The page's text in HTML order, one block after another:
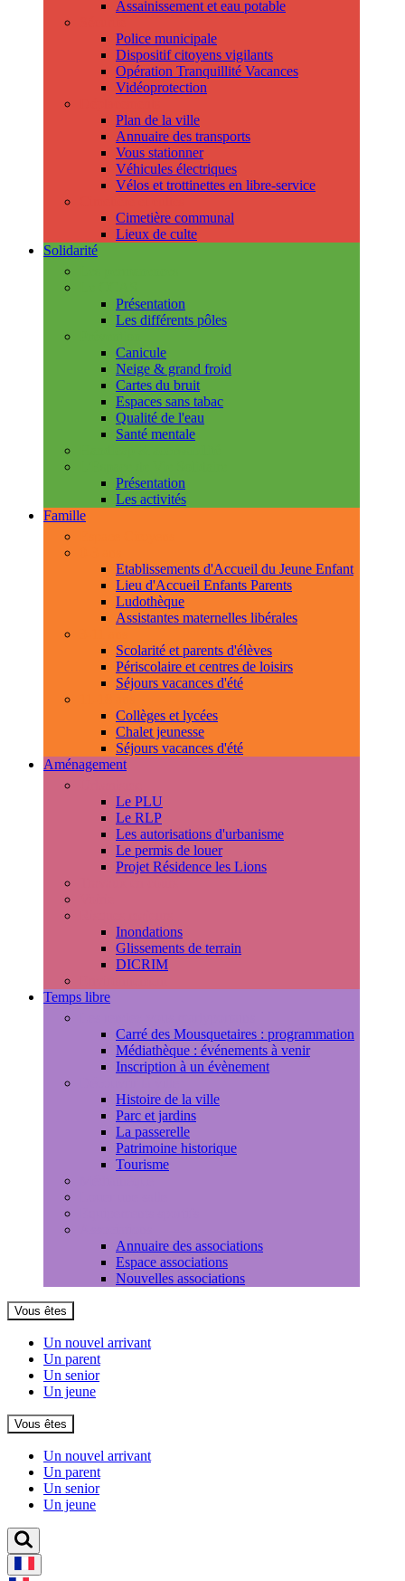
Assainissement et eau potable
Police municipale
Dispositif citoyens vigilants
Opération Tranquillité Vacances
Vidéoprotection
Plan de la ville
Annuaire des transports
Vous stationner
Véhicules électriques
Vélos et trottinettes en libre-service
Cimetière communal
Lieux de culte
Solidarité
Présentation
Les différents pôles
Canicule
Neige & grand froid
Cartes du bruit
Espaces sans tabac
Qualité de l'eau
Santé mentale
Présentation
Les activités
Famille
Etablissements d'Accueil du Jeune Enfant
Lieu d'Accueil Enfants Parents
Ludothèque
Assistantes maternelles libérales
Scolarité et parents d'élèves
Périscolaire et centres de loisirs
Séjours vacances d'été
Collèges et lycées
Chalet jeunesse
Séjours vacances d'été
Aménagement
Le PLU
Le RLP
Les autorisations d'urbanisme
Le permis de louer
Projet Résidence les Lions
Inondations
Glissements de terrain
DICRIM
Temps libre
Carré des Mousquetaires : programmation
Médiathèque : événements à venir
Inscription à un évènement
Histoire de la ville
Parc et jardins
La passerelle
Patrimoine historique
Tourisme
Annuaire des associations
Espace associations
Nouvelles associations
Vous êtes
Un nouvel arrivant
Un parent
Un senior
Un jeune
Vous êtes
Un nouvel arrivant
Un parent
Un senior
Un jeune